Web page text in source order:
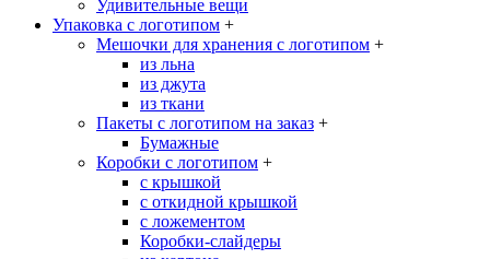
Удивительные вещи
Упаковка с логотипом +
Мешочки для хранения с логотипом +
из льна
из джута
из ткани
Пакеты с логотипом на заказ +
Бумажные
Коробки с логотипом +
с крышкой
с откидной крышкой
с ложементом
Коробки-слайдеры